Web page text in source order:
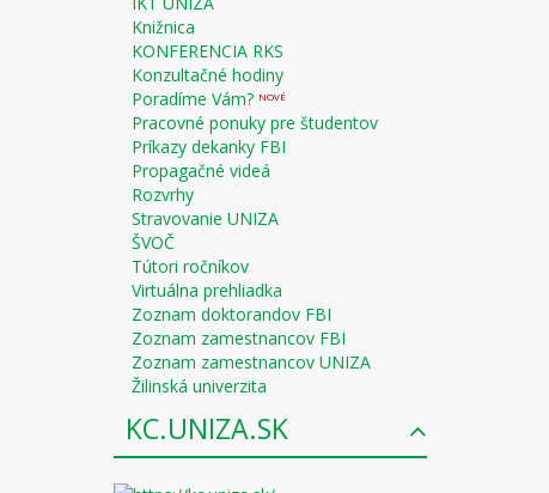
Knižnica
KONFERENCIA RKS
Konzultačné hodiny
Poradíme Vám? NOVÉ
Pracovné ponuky pre študentov
Príkazy dekanky FBI
Propagačné videá
Rozvrhy
Stravovanie UNIZA
ŠVOČ
Tútori ročníkov
Virtuálna prehliadka
Zoznam doktorandov FBI
Zoznam zamestnancov FBI
Zoznam zamestnancov UNIZA
Žilinská univerzita
KC.UNIZA.SK